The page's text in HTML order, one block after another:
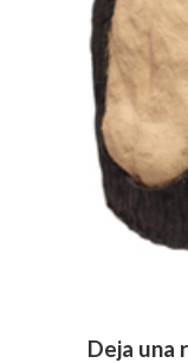
Deja una